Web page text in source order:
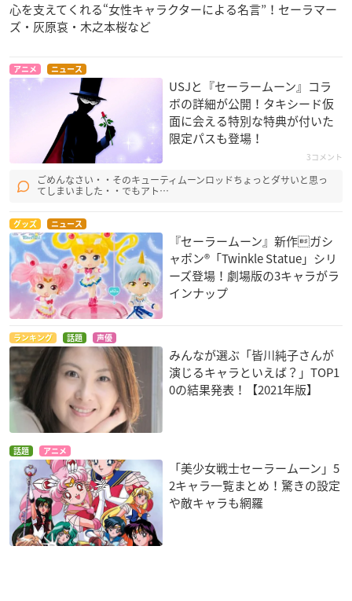
心を支えてくれる“女性キャラクターによる名言”！セーラマー
ズ・灰原哀・木之本桜など
アニメ ニュース
USJと『セーラームーン』コラ
ボの詳細が公開！タキシード仮
面に会える特別な特典が付いた
限定パスも登場！
3コメント
ごめんなさい・・そのキューティムーンロッドちょっとダサいと思っ
てしまいました・・でもアト…
グッズ ニュース
『セーラームーン』新作ガシ
ャポン®「Twinkle Statue」シリ
ーズ登場！劇場版の3キャラがラ
インナップ
ランキング 話題 声優
みんなが選ぶ「皆川純子さんが
演じるキャラといえば？」TOP1
0の結果発表！【2021年版】
話題 アニメ
「美少女戦士セーラームーン」5
2キャラ一覧まとめ！驚きの設定
や敵キャラも網羅